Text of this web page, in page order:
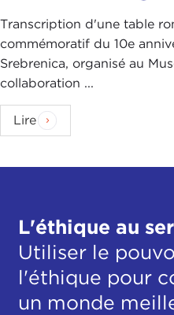
Transcription d'une table
commémoratif du 10e
Srebrenica, organisé au
collaboration ...
Lire
L'éthique au
Utiliser le
l'éthique pour
un monde